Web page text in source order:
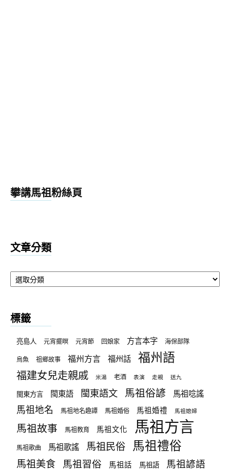
攀講馬祖粉絲頁
文章分類
文
章
標籤
亮島人 元宵擺暝 元宵節 回娘家 方言本字 海保部隊
烏魚 祖鄉故事 福州方言 福州話 福州語
福建女兒走親戚 米湯 老酒 表演 走親 送九
閩東方言 閩東語 閩東語文 馬祖俗諺 馬祖唸謠
馬祖地名 馬祖地名趣譚 馬祖婚俗 馬祖婚禮 馬祖媳婦
馬祖故事 馬祖教育 馬祖文化 馬祖方言
馬祖歌曲 馬祖歌謠 馬祖民俗 馬祖禮俗
馬祖美食 馬祖習俗 馬祖話 馬祖語 馬祖諺語